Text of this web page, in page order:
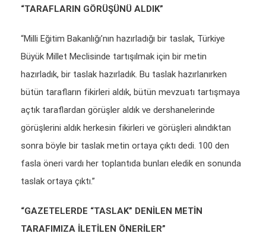
“TARAFLARIN GÖRÜŞÜNÜ ALDIK”
“Milli Eğitim Bakanlığı’nın hazırladığı bir taslak, Türkiye
Büyük Millet Meclisinde tartışılmak için bir metin
hazırladık, bir taslak hazırladık. Bu taslak hazırlanırken
bütün tarafların fikirleri aldık, bütün mevzuatı tartışmaya
açtık taraflardan görüşler aldık ve dershanelerinde
görüşlerini aldık herkesin fikirleri ve görüşleri alındıktan
sonra böyle bir taslak metin ortaya çıktı dedi. 100 den
fasla öneri vardı her toplantıda bunları eledik en sonunda
taslak ortaya çıktı.”
“GAZETELERDE “TASLAK” DENİLEN METİN
TARAFIMIZA İLETİLEN ÖNERİLER”